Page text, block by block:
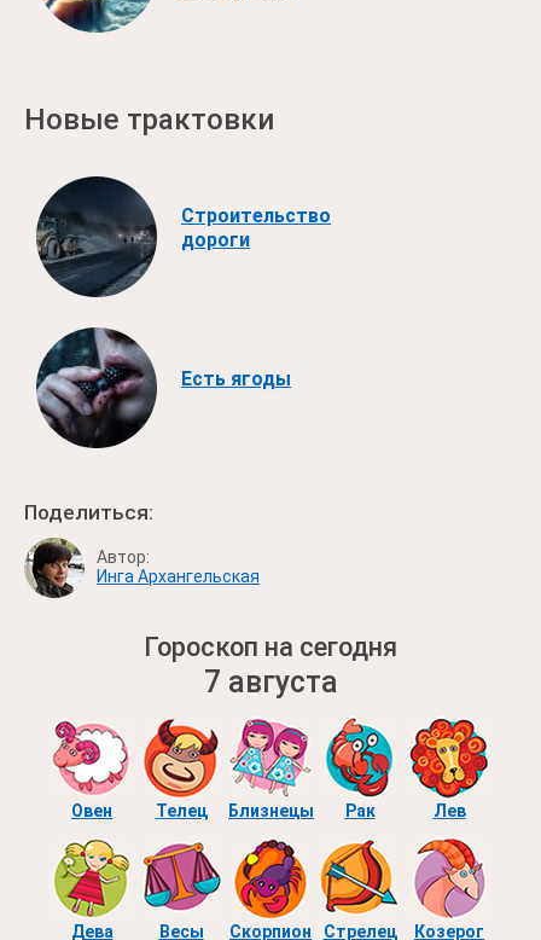
Новые трактовки
Строительство
дороги
Есть ягоды
Поделиться:
Автор:
Инга Архангельская
Гороскоп на сегодня
7 августа
Овен Телец Близнецы Рак Лев
Дева Весы Скорпион Стрелец Козерог